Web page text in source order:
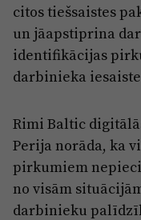
citos tiešsaistes
un jāapstiprina
identifikācijas
darbinieka
Rimi Baltic
Perija norāda, ka
pirkumiem
no visām
darbinieku